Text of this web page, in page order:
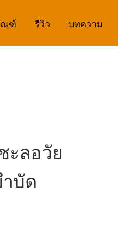
ณฑ์ รีวิว บทความ
ลอวัย
บัด